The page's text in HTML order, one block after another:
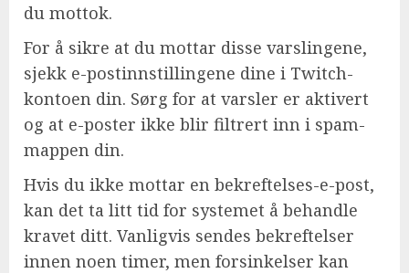
du mottok.
For å sikre at du mottar disse varslingene,
sjekk e-postinnstillingene dine i Twitch-
kontoen din. Sørg for at varsler er aktivert
og at e-poster ikke blir filtrert inn i spam-
mappen din.
Hvis du ikke mottar en bekreftelses-e-post,
kan det ta litt tid for systemet å behandle
kravet ditt. Vanligvis sendes bekreftelser
innen noen timer, men forsinkelser kan